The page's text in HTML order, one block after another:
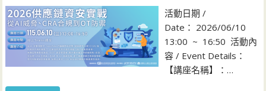
活動日期 /
Date： 2026/06/10
13:00 ~ 16:50 活動內
容 / Event Details：
【講座名稱】：…